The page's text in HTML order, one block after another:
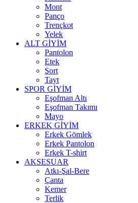
Mont
Panço
Trençkot
Yelek
ALT GİYİM
Pantolon
Etek
Şort
Tayt
SPOR GİYİM
Eşofman Altı
Eşofman Takımı
Mayo
ERKEK GİYİM
Erkek Gömlek
Erkek Pantolon
Erkek T-shirt
AKSESUAR
Atkı-Şal-Bere
Çanta
Kemer
Terlik